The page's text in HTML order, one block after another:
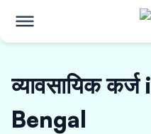
व्यावसायिक
Bengal